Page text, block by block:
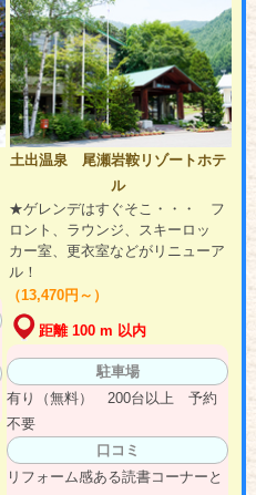
土出温泉 尾瀬岩鞍リゾートホテ
ル
★ゲレンデはすぐそこ・・・ フ
ロント、ラウンジ、スキーロッ
カー室、更衣室などがリニューア
ル！
（13,470円～）
距離 100 m 以内
駐車場
有り（無料） 200台以上 予約
不要
口コミ
リフォーム感ある読書コーナーと